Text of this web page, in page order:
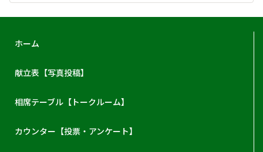
ホーム
献立表【写真投稿】
相席テーブル【トークルーム】
カウンター【投票・アンケート】